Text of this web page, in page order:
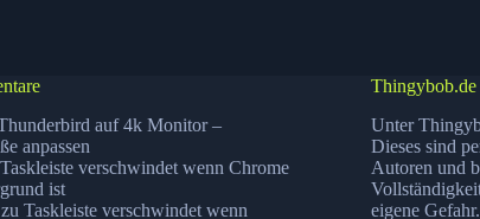
auf 4k Monitor –
anpassen
Taskleiste verschwindet wenn Chrome
ist
zu Taskleiste verschwindet wenn
Thingybob.de
Unter
Dieses sind
Autoren und
eigene Gefahr.